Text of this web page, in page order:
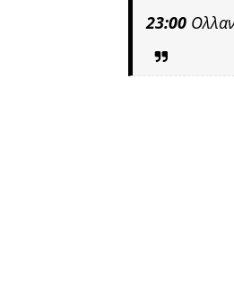
23:00